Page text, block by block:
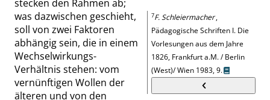
7F. Schleiermacher,
Pädagogische Schriften I. Die
Vorlesungen aus dem Jahre
1826, Frankfurt a.M. / Berlin
(West)/ Wien 1983,9.
stecken den Rahmen ab;
was dazwischen geschieht,
soll von zwei Faktoren
abhängig sein, die in einem
Wechselwirkungs-
Verhältnis stehen: vom
vernünftigen Wollen der
älteren und von den